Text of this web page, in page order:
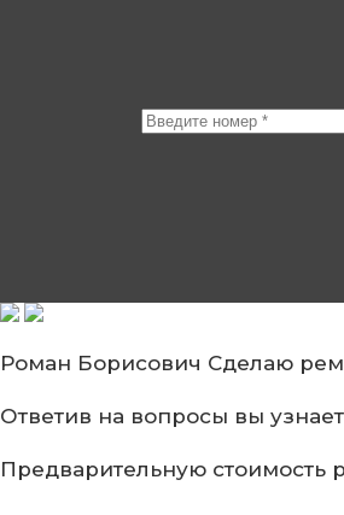
Роман Борисович Сделаю
Ответив на вопросы вы
Предварительную стоимость